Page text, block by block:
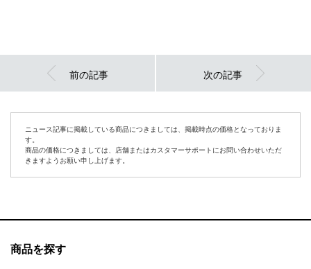
前の記事 次の記事
ニュース記事に掲載している商品につきましては、掲載時点の価格となっておりま
す。
商品の価格につきましては、店舗またはカスタマーサポートにお問い合わせいただ
きますようお願い申し上げます。
商品を探す